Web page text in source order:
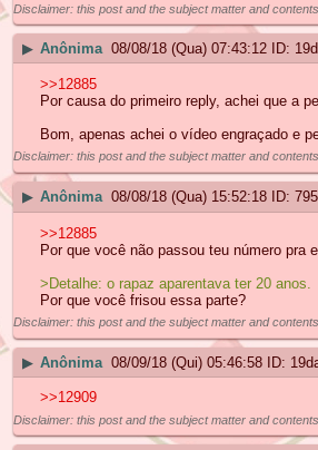
Disclaimer: this post and the subject matter and
▶ Anônima 08/08/18 (Qua) 07:43:12
>>12885
Por causa do primeiro reply, achei que a
Bom, apenas achei o vídeo engraçado e
Disclaimer: this post and the subject matter and
▶ Anônima 08/08/18 (Qua) 15:52:18
>>12885
Por que você não passou teu número pra
>Detalhe: o rapaz aparentava ter 20 anos.
Por que você frisou essa parte?
Disclaimer: this post and the subject matter and
▶ Anônima 08/09/18 (Qui) 05:46:58
>>12909
Disclaimer: this post and the subject matter and